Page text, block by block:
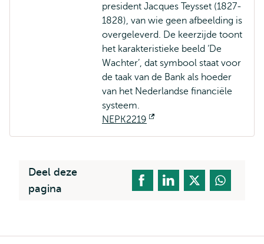
president Jacques Teysset (1827-
1828), van wie geen afbeelding is
overgeleverd. De keerzijde toont
het karakteristieke beeld ‘De
Wachter’, dat symbool staat voor
de taak van de Bank als hoeder
van het Nederlandse financiële
systeem.
NEPK2219
extern
Deel deze
pagina